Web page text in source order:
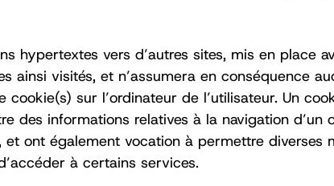
hypertextes vers d’autres sites, mis en place
visités, et n’assumera en conséquence
sur l’ordinateur de l’utilisateur. Un
des informations relatives à la navigation d’un
ont également vocation à permettre diverses
à certains services.